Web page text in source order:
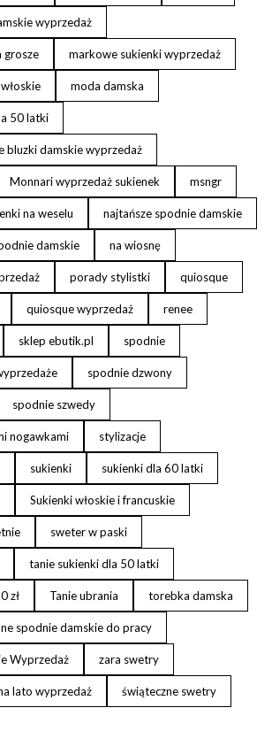
wyprzedaż
grosze markowe sukienki wyprzedaż
moda damska
50 latki
bluzki damskie wyprzedaż
Monnari wyprzedaż sukienek msngr
na weselu najtańsze spodnie damskie
damskie na wiosnę
porady stylistki quiosque
quiosque wyprzedaż renee
sklep ebutik.pl spodnie
spodnie dzwony
spodnie szwedy
nogawkami stylizacje
sukienki sukienki dla 60 latki
Sukienki włoskie i francuskie
sweter w paski
tanie sukienki dla 50 latki
zł Tanie ubrania torebka damska
spodnie damskie do pracy
Wyprzedaż zara swetry
lato wyprzedaż świąteczne swetry